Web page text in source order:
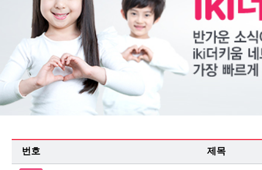
번호 제목